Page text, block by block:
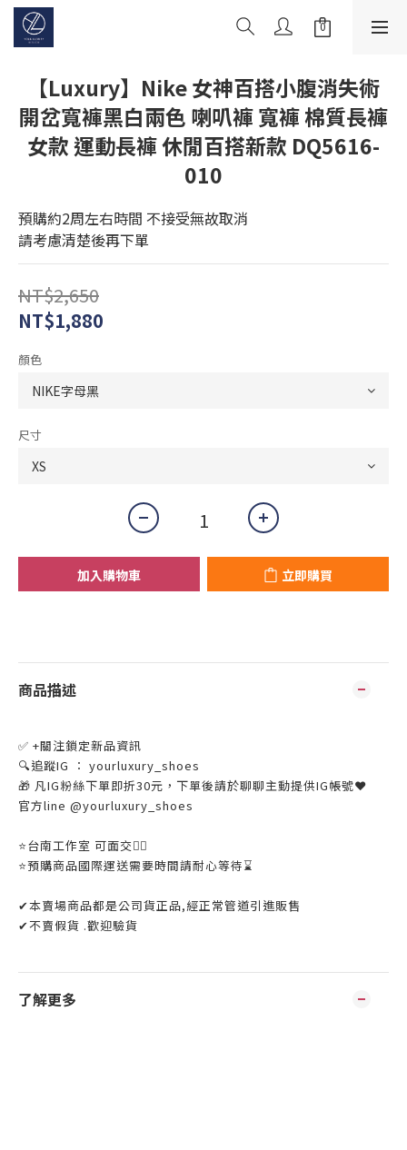
【Luxury】Nike 女神百搭小腹消失術
開岔寬褲黑白兩色 喇叭褲 寬褲 棉質長褲
女款 運動長褲 休閒百搭新款 DQ5616-
010
預購約2周左右時間 不接受無故取消
請考慮清楚後再下單
NT$2,650
NT$1,880
顏色
尺寸
加入購物車 立即購買
商品描述
✅ +關注鎖定新品資訊
🔍追蹤IG ： yourluxury_shoes
🎁 凡IG粉絲下單即折30元，下單後請於聊聊主動提供IG帳號❤
官方line @yourluxury_shoes
⭐️台南工作室 可面交👌🏼
⭐️預購商品國際運送需要時間請耐心等待⌛️
✔本賣場商品都是公司貨正品,經正常管道引進販售
✔不賣假貨 .歡迎驗貨
了解更多